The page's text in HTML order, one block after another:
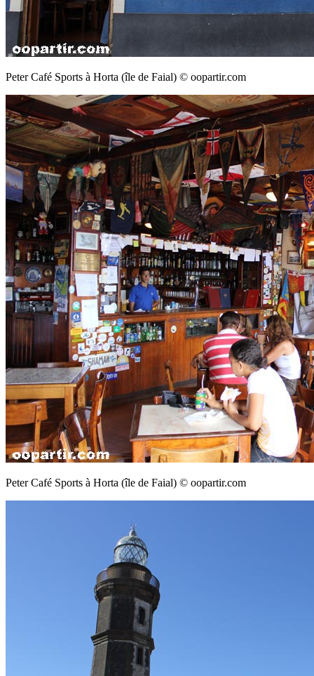
Peter Café Sports à Horta (île de Faial) © oopartir.com
Peter Café Sports à Horta (île de Faial) © oopartir.com